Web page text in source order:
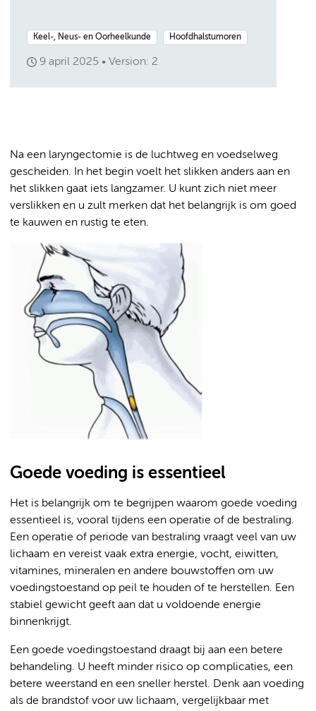
Keel-, Neus- en Oorheelkunde Hoofdhalstumoren
9 april 2025 Version: 2
Na een laryngectomie is de luchtweg en voedselweg
gescheiden. In het begin voelt het slikken anders aan en
het slikken gaat iets langzamer. U kunt zich niet meer
verslikken en u zult merken dat het belangrijk is om goed
te kauwen en rustig te eten.
Goede voeding is essentieel
Het is belangrijk om te begrijpen waarom goede voeding
essentieel is, vooral tijdens een operatie of de bestraling.
Een operatie of periode van bestraling vraagt veel van uw
lichaam en vereist vaak extra energie, vocht, eiwitten,
vitamines, mineralen en andere bouwstoffen om uw
voedingstoestand op peil te houden of te herstellen. Een
stabiel gewicht geeft aan dat u voldoende energie
binnenkrijgt.
Een goede voedingstoestand draagt bij aan een betere
behandeling. U heeft minder risico op complicaties, een
betere weerstand en een sneller herstel. Denk aan voeding
als de brandstof voor uw lichaam, vergelijkbaar met